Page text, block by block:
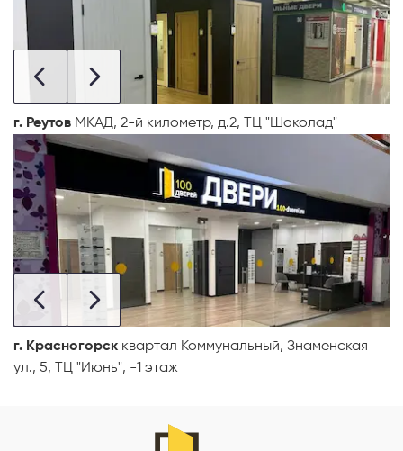
г. Реутов МКАД, 2-й километр, д.2, ТЦ "Шоколад"
г. Красногорск квартал Коммунальный, Знаменская
ул., 5, ТЦ "Июнь", -1 этаж